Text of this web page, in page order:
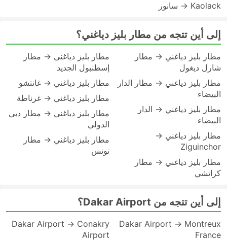
Kaolack → سانور
إلى أين تتجه من مطار بليز دياغني؟
مطار بليز دياغني → مطار
شارل ديغول
مطار بليز دياغني → مطار الدار
البيضاء
مطار بليز دياغني → الدار
البيضاء
مطار بليز دياغني →
Ziguinchor
مطار بليز دياغني → مطار
كراتشي
مطار بليز دياغني → مطار
إسطنبول الجديد
مطار بليز دياغني → غانتشو
مطار بليز دياغني → غرناطة
مطار بليز دياغني → مطار دبي
الدولي
مطار بليز دياغني → مطار
تونس
إلى أين تتجه من Dakar Airport؟
Dakar Airport → Montreux
France
Dakar Airport → Conakry
Airport